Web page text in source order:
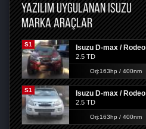
YAZILIM UYGULANAN ISUZU
MARKA ARAÇLAR
S1 Isuzu D-max / Rodeo
2.5 TD
Orj:163hp / 400nm
S1 Isuzu D-max / Rodeo
2.5 TD
Orj:163hp / 400nm